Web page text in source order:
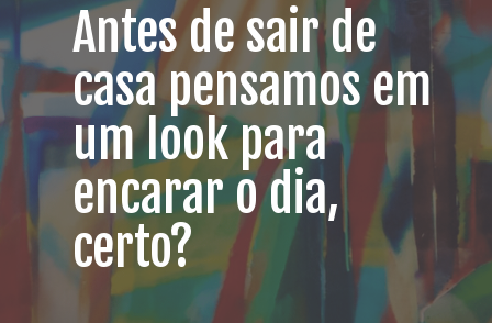
Antes de sair de
casa pensamos em
um look para
encarar o dia,
certo?